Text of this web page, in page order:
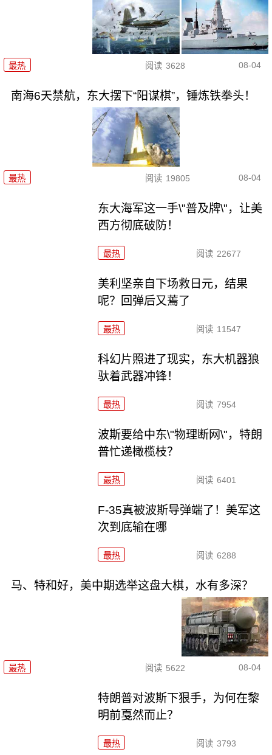
最热 阅读 3628 08-04
南海6天禁航，东大摆下“阳谋棋”，锤炼铁拳头！
最热 阅读 19805 08-04
东大海军这一手\"普及牌\"，让美
西方彻底破防！
最热 阅读 22677
美利坚亲自下场救日元，结果
呢？回弹后又蔫了
最热 阅读 11547
科幻片照进了现实，东大机器狼
驮着武器冲锋！
最热 阅读 7954
波斯要给中东\"物理断网\"，特朗
普忙递橄榄枝？
最热 阅读 6401
F-35真被波斯导弹端了！美军这
次到底输在哪
最热 阅读 6288
马、特和好，美中期选举这盘大棋，水有多深？
最热 阅读 5622 08-04
特朗普对波斯下狠手，为何在黎
明前戛然而止？
最热 阅读 3793